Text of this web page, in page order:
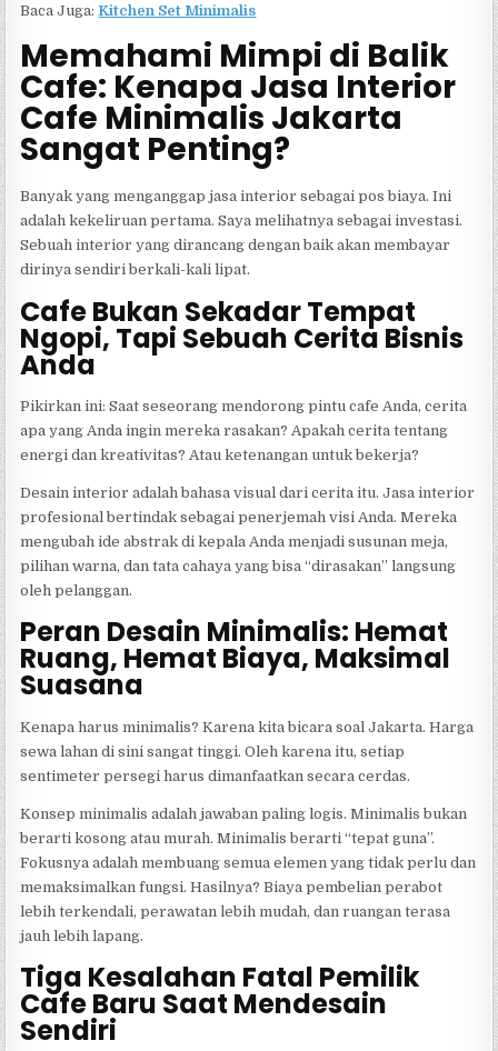
Baca Juga:Kitchen Set Minimalis
Memahami Mimpi di Balik
Cafe: Kenapa Jasa Interior
Cafe Minimalis Jakarta
Sangat Penting?
Banyak yang menganggap jasa interior sebagai pos biaya. Ini
adalah kekeliruan pertama. Saya melihatnya sebagai investasi.
Sebuah interior yang dirancang dengan baik akan membayar
dirinya sendiri berkali-kali lipat.
Cafe Bukan Sekadar Tempat
Ngopi, Tapi Sebuah Cerita Bisnis
Anda
Pikirkan ini: Saat seseorang mendorong pintu cafe Anda, cerita
apa yang Anda ingin mereka rasakan? Apakah cerita tentang
energi dan kreativitas? Atau ketenangan untuk bekerja?
Desain interior adalah bahasa visual dari cerita itu. Jasa interior
profesional bertindak sebagai penerjemah visi Anda. Mereka
mengubah ide abstrak di kepala Anda menjadi susunan meja,
pilihan warna, dan tata cahaya yang bisa “dirasakan” langsung
oleh pelanggan.
Peran Desain Minimalis: Hemat
Ruang, Hemat Biaya, Maksimal
Suasana
Kenapa harus minimalis? Karena kita bicara soal Jakarta. Harga
sewa lahan di sini sangat tinggi. Oleh karena itu, setiap
sentimeter persegi harus dimanfaatkan secara cerdas.
Konsep minimalis adalah jawaban paling logis. Minimalis bukan
berarti kosong atau murah. Minimalis berarti “tepat guna”.
Fokusnya adalah membuang semua elemen yang tidak perlu dan
memaksimalkan fungsi. Hasilnya? Biaya pembelian perabot
lebih terkendali, perawatan lebih mudah, dan ruangan terasa
jauh lebih lapang.
Tiga Kesalahan Fatal Pemilik
Cafe Baru Saat Mendesain
Sendiri